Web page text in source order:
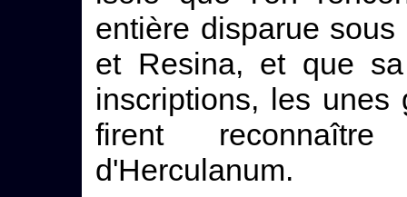
entière disparue
et Resina, et que
inscriptions, les unes
firent
d'Herculanum.